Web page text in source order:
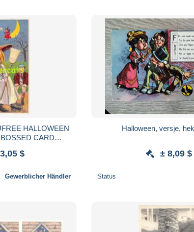
$
Gewerblicher Händler
Halloween, versje,
± 8,09 $
Status